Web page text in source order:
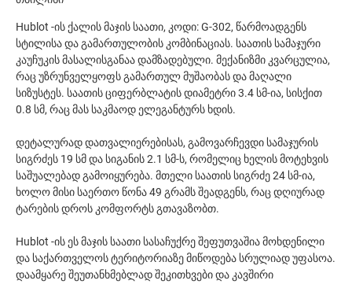
Hublot -ის ქალის მაჯის საათი, კოდი: G-302, წარმოადგენს
სტილისა და გამართულობის კომბინაციას. საათის სამაჯური
კაუჩუკის მასალისგანაა დამზადებული. მექანიზმი კვარცულია,
რაც უზრუნველყოფს გამართულ მუშაობას და მაღალი
სიზუსტეს. საათის ციფერბლატის დიამეტრი 3.4 სმ-ია, სისქით
0.8 სმ, რაც მას საკმაოდ ელეგანტურს ხდის.
დეტალურად დათვალიერებისას, გამოვარჩევდი სამაჯურის
სიგრძეს 19 სმ და სიგანის 2.1 სმ-ს, რომელიც ხელის მოტეხვის
საშუალებად გამოიყურება. მთელი საათის სიგრძე 24 სმ-ია,
ხოლო მისი საერთო წონა 49 გრამს შეადგენს, რაც დღიურად
ტარების დროს კომფორტს გთავაზობთ.
Hublot -ის ეს მაჯის საათი სასაჩუქრე შეფუთვაშია მოხდენილი
და საქართველოს ტერიტორიაზე მიწოდება სრულიად უფასოა.
დაამყარე შეუთანხმებლად შეკითხვები და კავშირი